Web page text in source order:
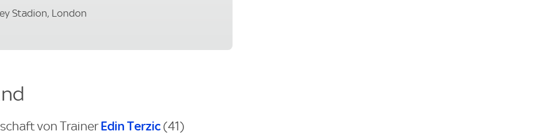
Stadion, London
von TrainerEdin Terzic (41)